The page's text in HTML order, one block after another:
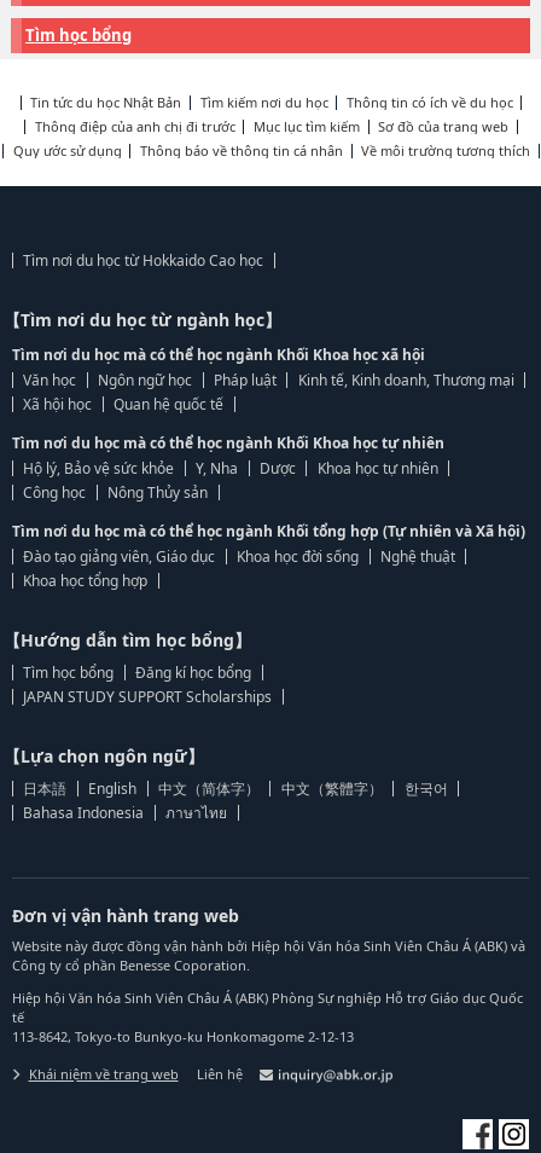
Tìm học bổng
Tin tức du học Nhật Bản Tìm kiếm nơi du học
Thông tin có ích về du học
Thông điệp của anh chị đi trước
Mục lục tìm kiếm
Sơ đồ của trang web
Quy ước sử dụng
Thông báo về thông tin cá nhân Về môi trường tương thích
Tìm nơi du học từ Hokkaido Cao học
【Tìm nơi du học từ ngành học】
Tìm nơi du học mà có thể học ngành Khối Khoa học xã hội
Văn học
Ngôn ngữ học Pháp luật
Kinh tế, Kinh doanh, Thương mại
Xã hội học
Quan hệ quốc tế
Tìm nơi du học mà có thể học ngành Khối Khoa học tự nhiên
Hộ lý, Bảo vệ sức khỏe
Y, Nha Dược
Khoa học tự nhiên
Công học
Nông Thủy sản
Tìm nơi du học mà có thể học ngành Khối tổng hợp (Tự nhiên và Xã hội)
Đào tạo giảng viên, Giáo dục
Khoa học đời sống
Nghệ thuật
Khoa học tổng hợp
【Hướng dẫn tìm học bổng】
Tìm học bổng
Đăng kí học bổng
JAPAN STUDY SUPPORT Scholarships
【Lựa chọn ngôn ngữ】
日本語 English 中文（简体字） 中文（繁體字）
한국어
Bahasa Indonesia
ภาษาไทย
Đơn vị vận hành trang web
Website này được đồng vận hành bởi Hiệp hội Văn hóa Sinh Viên Châu Á (ABK) và
Công ty cổ phần Benesse Coporation.
Hiệp hội Văn hóa Sinh Viên Châu Á (ABK) Phòng Sự nghiệp Hỗ trợ Giáo dục Quốc
tế
113-8642, Tokyo-to Bunkyo-ku Honkomagome 2-12-13
Khái niệm về trang web Liên hệ